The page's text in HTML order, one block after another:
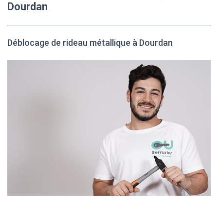
Dourdan
Déblocage de rideau métallique à Dourdan